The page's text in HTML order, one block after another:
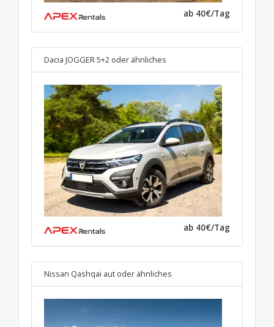
ab 40€/Tag
Dacia JOGGER 5+2 oder ähnliches
ab 40€/Tag
Nissan Qashqai aut oder ähnliches